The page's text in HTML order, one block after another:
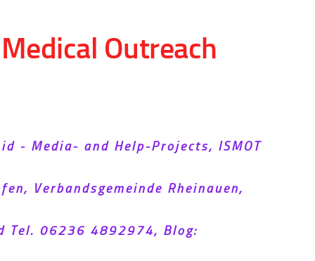
Outreach
- Media- and Help-Projects, ISMOT
Verbandsgemeinde Rheinauen,
Tel. 06236 4892974, Blog: